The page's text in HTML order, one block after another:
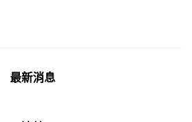
最新消息